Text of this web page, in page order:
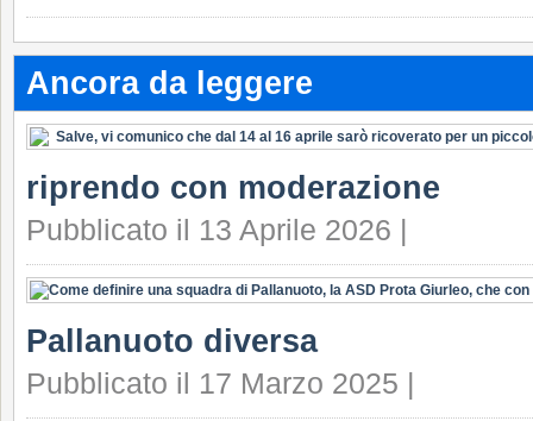
Ancora da leggere
riprendo con moderazione
Pubblicato il 13 Aprile 2026 |
Pallanuoto diversa
Pubblicato il 17 Marzo 2025 |